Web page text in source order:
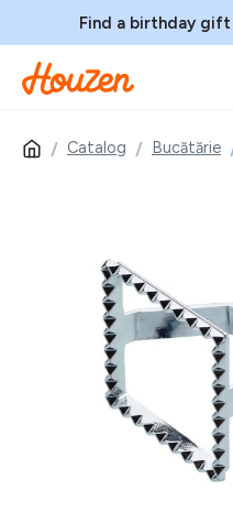
Find a birthday gift
Catalog Bucătărie